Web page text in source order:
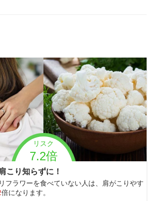
リスク
7.2倍
こり知らずに！
フラワーを食べていない人は、肩がこりやす
倍になります。